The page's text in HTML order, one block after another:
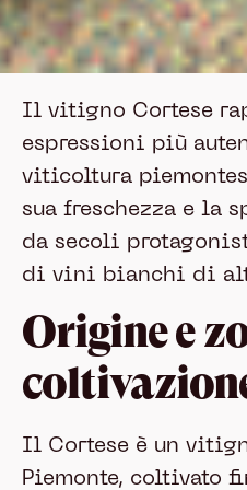
Il vitigno Cortese
espressioni più
viticoltura
sua freschezza e la
da secoli
di vini bianchi di
Origine e
Il Cortese è un
Piemonte, coltivato